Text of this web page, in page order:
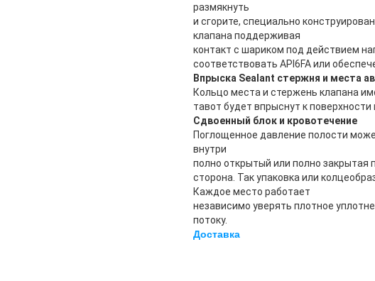
размякнуть
и сгорите, специально
клапана поддерживая
контакт с шариком под действием
соответствовать API6FA или
Впрыска Sealant стержня и места
Кольцо места и стержень клапана
тавот будет впрыснут к
Сдвоенный блок и кровотечение
Поглощенное давление полости
внутри
полно открытый или полно закрытая
сторона. Так упаковка или
Каждое место работает
независимо уверять плотное
потоку.
Доставка